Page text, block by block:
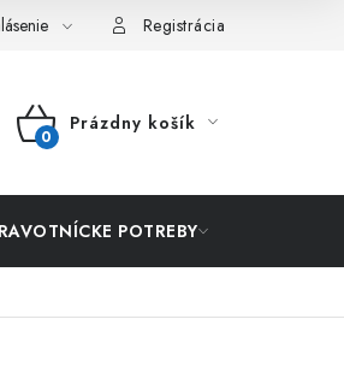
Registrácia
NÁKUPNÝ
Prázdny košík
POTREBY